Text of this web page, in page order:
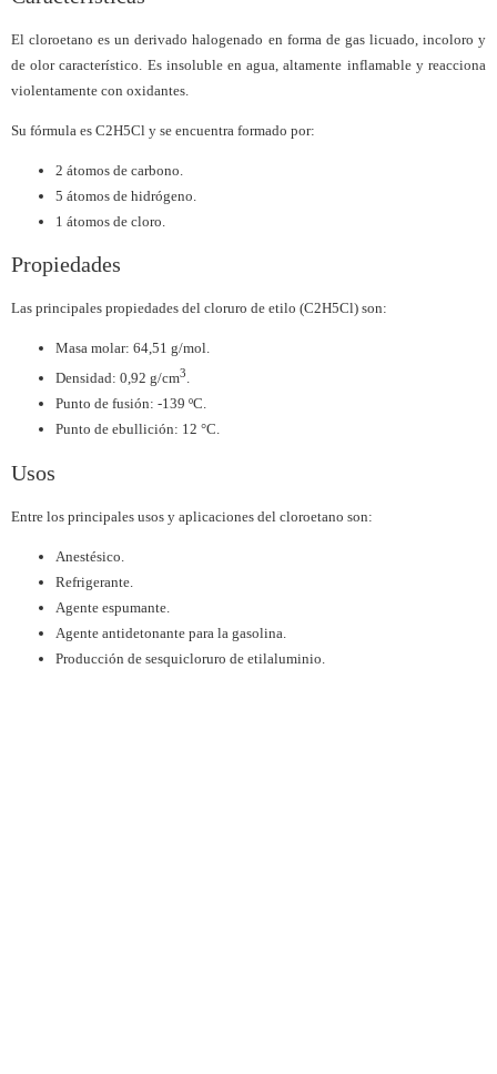
El cloroetano es un derivado halogenado en forma de gas licuado, incoloro y
de olor característico. Es insoluble en agua, altamente inflamable y reacciona
violentamente con oxidantes.
Su fórmula es C2H5Cl y se encuentra formado por:
2 átomos de carbono.
5 átomos de hidrógeno.
1 átomos de cloro.
Propiedades
Las principales propiedades del cloruro de etilo (C2H5Cl) son:
Masa molar: 64,51 g/mol.
Densidad: 0,92 g/cm3.
Punto de fusión: -139 ºC.
Punto de ebullición: 12 °C.
Usos
Entre los principales usos y aplicaciones del cloroetano son:
Anestésico.
Refrigerante.
Agente espumante.
Agente antidetonante para la gasolina.
Producción de sesquicloruro de etilaluminio.